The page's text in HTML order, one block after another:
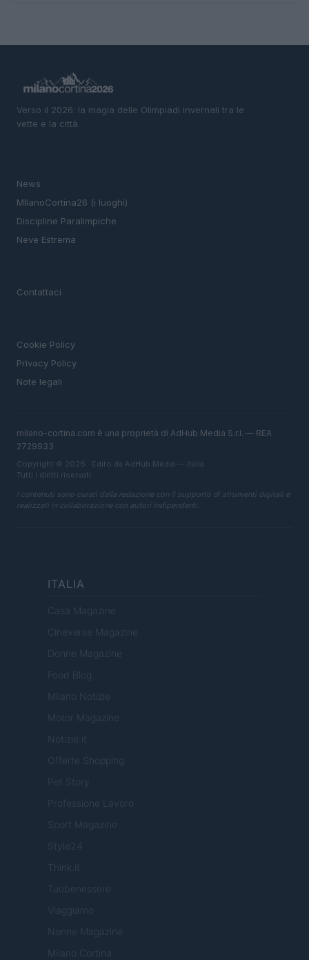
Verso il 2026: la magia delle Olimpiadi invernali tra le
vette e la città.
News
MIlanoCortina26 (i luoghi)
Discipline Paralimpiche
Neve Estrema
Contattaci
Cookie Policy
Privacy Policy
Note legali
milano-cortina.com è una proprietà di AdHub Media S.r.l. — REA
2729933
Copyright © 2026 · Edito da AdHub Media — Italia
Tutti i diritti riservati
I contenuti sono curati dalla redazione con il supporto di strumenti digitali e
realizzati in collaborazione con autori indipendenti.
ITALIA
Casa Magazine
Cineverse Magazine
Donne Magazine
Food Blog
Milano Notizie
Motor Magazine
Notizie.it
Offerte Shopping
Pet Story
Professione Lavoro
Sport Magazine
Style24
Think.it
Tuobenessere
Viaggiamo
Nonne Magazine
Milano Cortina